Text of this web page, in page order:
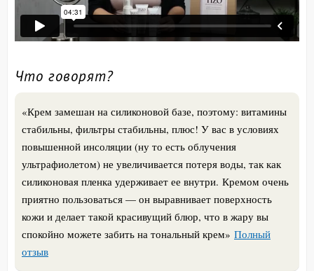
Что говорят?
«Крем замешан на силиконовой базе, поэтому: витамины
стабильны, фильтры стабильны, плюс! У вас в условиях
повышенной инсоляции (ну то есть облучения
ультрафиолетом) не увеличивается потеря воды, так как
силиконовая пленка удерживает ее внутри. Кремом очень
приятно пользоваться — он выравнивает поверхность
кожи и делает такой красивущий блюр, что в жару вы
спокойно можете забить на тональный крем» Полный
отзыв